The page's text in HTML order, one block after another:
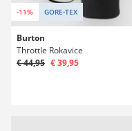
-11% GORE-TEX
Burton
Throttle Rokavice
€ 44,95 € 39,95